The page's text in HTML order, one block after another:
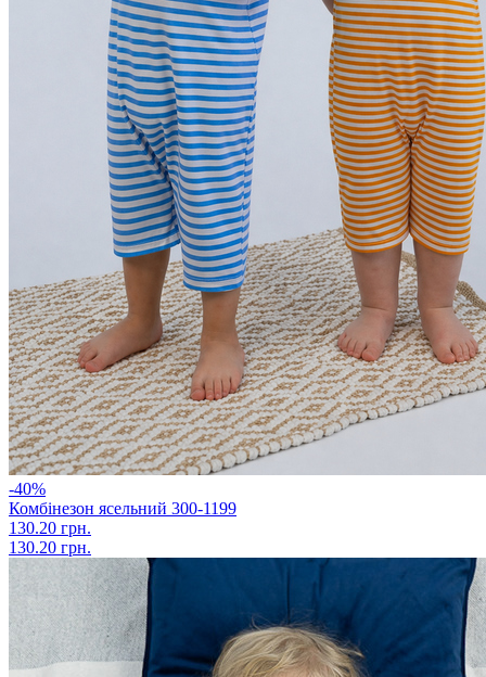
-40%
Комбінезон ясельний 300-1199
130.20 грн.
130.20 грн.